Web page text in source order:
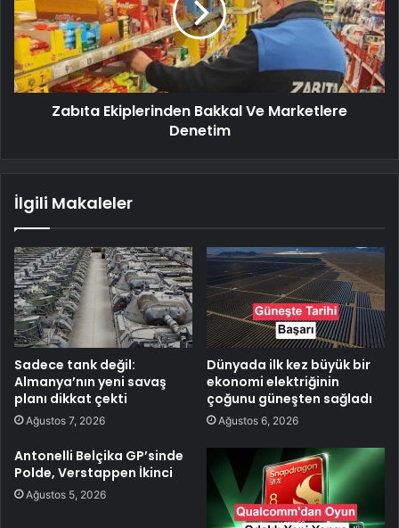
Zabıta Ekiplerinden Bakkal Ve Marketlere
Denetim
İlgili Makaleler
Sadece tank değil:
Almanya’nın yeni savaş
planı dikkat çekti
Ağustos 7, 2026
Dünyada ilk kez büyük bir
ekonomi elektriğinin
çoğunu güneşten sağladı
Ağustos 6, 2026
Antonelli Belçika GP’sinde
Polde, Verstappen İkinci
Ağustos 5, 2026